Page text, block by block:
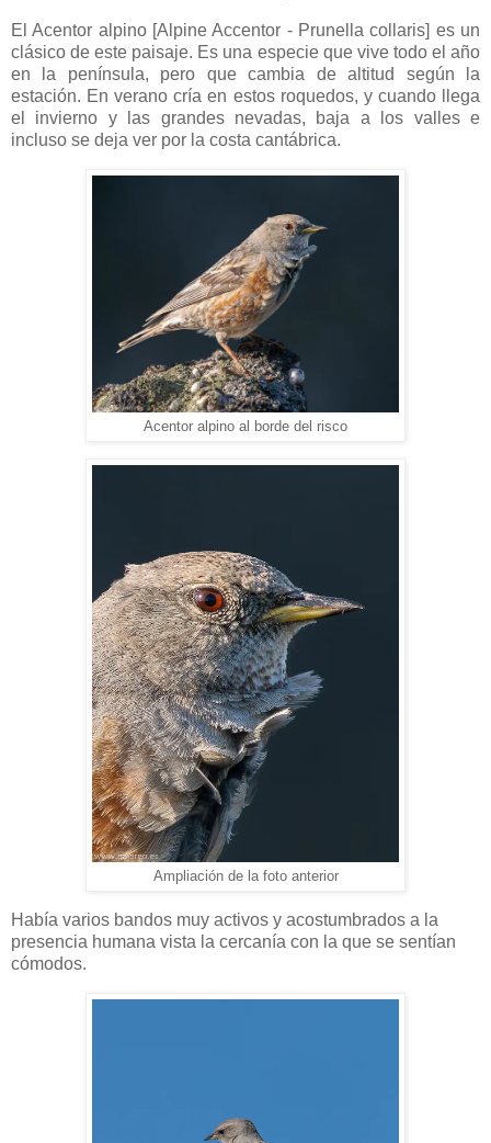
El Acentor alpino [Alpine Accentor - Prunella collaris] es un
clásico de este paisaje. Es una especie que vive todo el año
en la península, pero que cambia de altitud según la
estación. En verano cría en estos roquedos, y cuando llega
el invierno y las grandes nevadas, baja a los valles e
incluso se deja ver por la costa cantábrica.
Acentor alpino al borde del risco
Ampliación de la foto anterior
Había varios bandos muy activos y acostumbrados a la
presencia humana vista la cercanía con la que se sentían
cómodos.